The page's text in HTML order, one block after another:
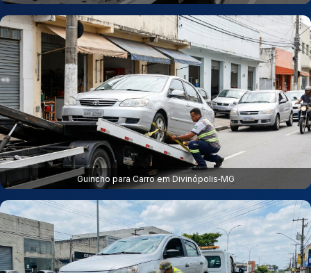
Guincho para Carro em Divinópolis‑MG